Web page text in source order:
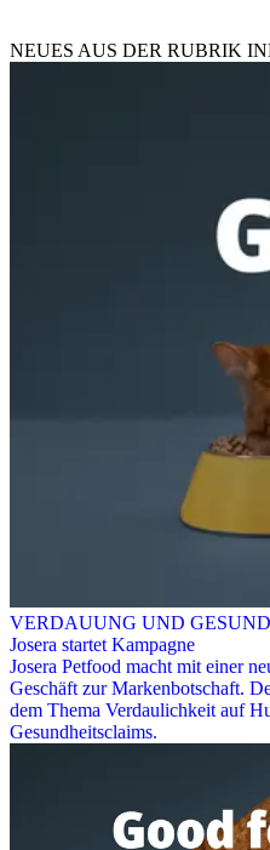
NEUES AUS DER RUBRIK
VERDAUUNG UND
Josera startet Kampagne
Josera Petfood macht mit einer
Geschäft zur Markenbotschaft.
dem Thema Verdaulichkeit auf
Gesundheitsclaims.